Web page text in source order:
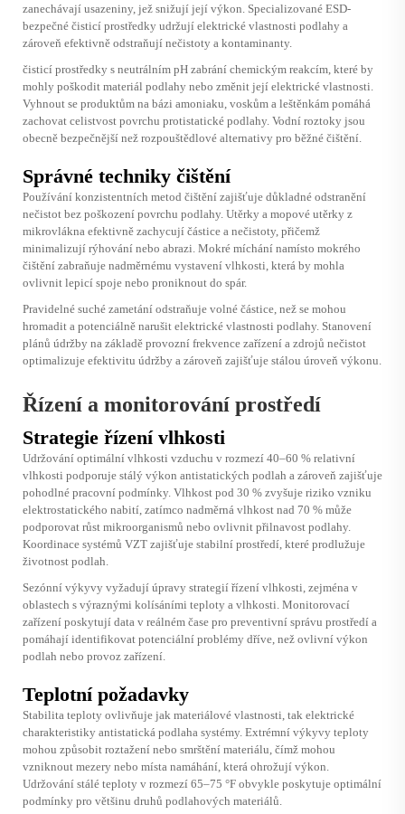
zanechávají usazeniny, jež snižují její výkon. Specializované ESD-
bezpečné čisticí prostředky udržují elektrické vlastnosti podlahy a
zároveň efektivně odstraňují nečistoty a kontaminanty.
čisticí prostředky s neutrálním pH zabrání chemickým reakcím, které by
mohly poškodit materiál podlahy nebo změnit její elektrické vlastnosti.
Vyhnout se produktům na bázi amoniaku, voskům a leštěnkám pomáhá
zachovat celistvost povrchu protistatické podlahy. Vodní roztoky jsou
obecně bezpečnější než rozpouštědlové alternativy pro běžné čištění.
Správné techniky čištění
Používání konzistentních metod čištění zajišťuje důkladné odstranění
nečistot bez poškození povrchu podlahy. Utěrky a mopové utěrky z
mikrovlákna efektivně zachycují částice a nečistoty, přičemž
minimalizují rýhování nebo abrazi. Mokré míchání namísto mokrého
čištění zabraňuje nadměrnému vystavení vlhkosti, která by mohla
ovlivnit lepicí spoje nebo proniknout do spár.
Pravidelné suché zametání odstraňuje volné částice, než se mohou
hromadit a potenciálně narušit elektrické vlastnosti podlahy. Stanovení
plánů údržby na základě provozní frekvence zařízení a zdrojů nečistot
optimalizuje efektivitu údržby a zároveň zajišťuje stálou úroveň výkonu.
Řízení a monitorování prostředí
Strategie řízení vlhkosti
Udržování optimální vlhkosti vzduchu v rozmezí 40–60 % relativní
vlhkosti podporuje stálý výkon antistatických podlah a zároveň zajišťuje
pohodlné pracovní podmínky. Vlhkost pod 30 % zvyšuje riziko vzniku
elektrostatického nabití, zatímco nadměrná vlhkost nad 70 % může
podporovat růst mikroorganismů nebo ovlivnit přilnavost podlahy.
Koordinace systémů VZT zajišťuje stabilní prostředí, které prodlužuje
životnost podlah.
Sezónní výkyvy vyžadují úpravy strategií řízení vlhkosti, zejména v
oblastech s výraznými kolísáními teploty a vlhkosti. Monitorovací
zařízení poskytují data v reálném čase pro preventivní správu prostředí a
pomáhají identifikovat potenciální problémy dříve, než ovlivní výkon
podlah nebo provoz zařízení.
Teplotní požadavky
Stabilita teploty ovlivňuje jak materiálové vlastnosti, tak elektrické
charakteristiky antistatická podlaha systémy. Extrémní výkyvy teploty
mohou způsobit roztažení nebo smrštění materiálu, čímž mohou
vzniknout mezery nebo místa namáhání, která ohrožují výkon.
Udržování stálé teploty v rozmezí 65–75 °F obvykle poskytuje optimální
podmínky pro většinu druhů podlahových materiálů.